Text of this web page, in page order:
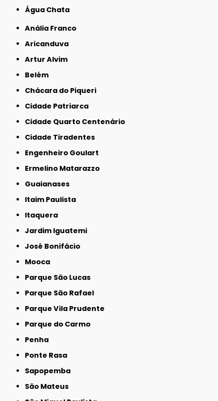
Água Chata
Anália Franco
Aricanduva
Artur Alvim
Belém
Chácara do Piqueri
Cidade Patriarca
Cidade Quarto Centenário
Cidade Tiradentes
Engenheiro Goulart
Ermelino Matarazzo
Guaianases
Itaim Paulista
Itaquera
Jardim Iguatemi
José Bonifácio
Mooca
Parque São Lucas
Parque São Rafael
Parque Vila Prudente
Parque do Carmo
Penha
Ponte Rasa
Sapopemba
São Mateus